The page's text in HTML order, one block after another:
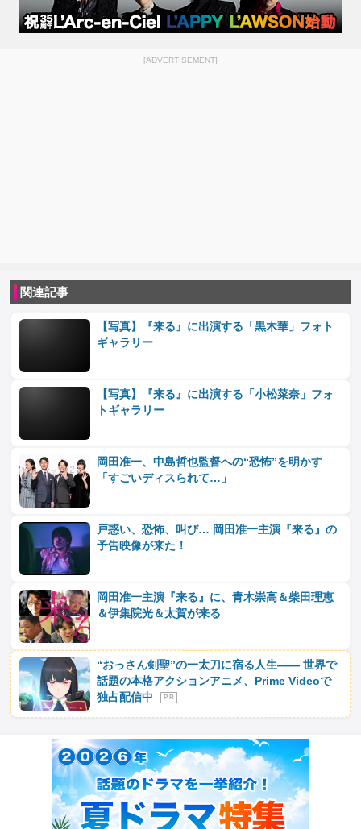
[ADVERTISEMENT]
関連記事
【写真】『来る』に出演する「黒木華」フォト
ギャラリー
【写真】『来る』に出演する「小松菜奈」フォ
トギャラリー
岡田准一、中島哲也監督への“恐怖”を明かす
「すごいディスられて…」
戸惑い、恐怖、叫び… 岡田准一主演『来る』の
予告映像が来た！
岡田准一主演『来る』に、青木崇高＆柴田理恵
＆伊集院光＆太賀が来る
“おっさん剣聖”の一太刀に宿る人生―― 世界で
話題の本格アクションアニメ、Prime Videoで
独占配信中
P R